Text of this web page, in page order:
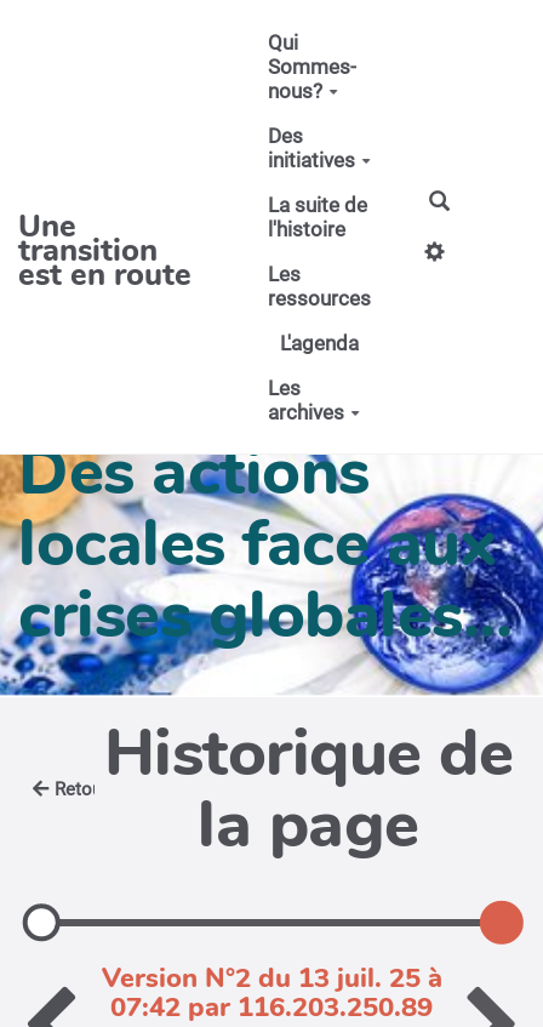
Une
transition
est en route
Qui
Sommes-
nous?
Des
initiatives
La suite de
l'histoire
Les
ressources
L'agenda
Les
archives
Des actions
locales face aux
crises globales...
Retour Historique de
la page
Version N°2 du 13 juil. 25 à
07:42 par 116.203.250.89